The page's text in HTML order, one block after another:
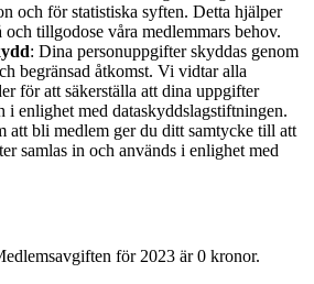
och för statistiska syften. Detta hjälper
och tillgodose våra medlemmars behov.
: Dina personuppgifter skyddas genom
begränsad åtkomst. Vi vidtar alla
för att säkerställa att dina uppgifter
i enlighet med dataskyddslagstiftningen.
att bli medlem ger du ditt samtycke till att
samlas in och används i enlighet med
för 2023 är 0 kronor.